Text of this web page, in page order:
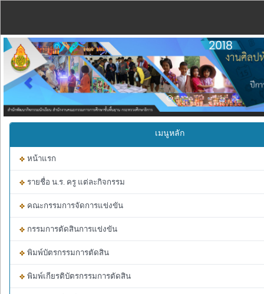
Previous
เมนูหลัก
หน้าแรก
รายชื่อ น.ร. ครู แต่ละกิจกรรม
คณะกรรมการจัดการแข่งขัน
กรรมการตัดสินการแข่งขัน
พิมพ์บัตรกรรมการตัดสิน
พิมพ์เกียรติบัตรกรรมการตัดสิน